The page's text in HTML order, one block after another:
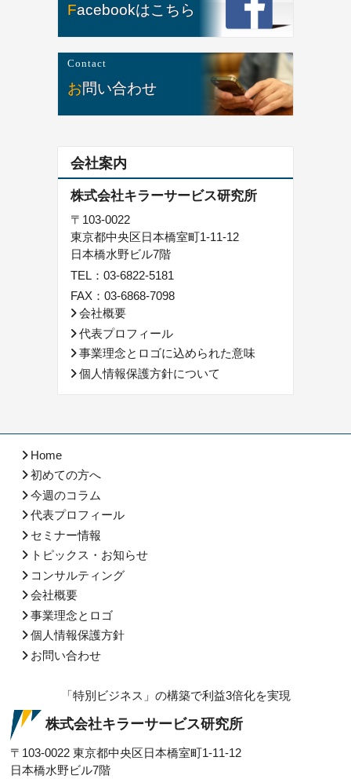
Facebookはこちら
Contact
お問い合わせ
会社案内
株式会社キラーサービス研究所
〒103-0022
東京都中央区日本橋室町1-11-12
日本橋水野ビル7階
TEL： 03-6822-5181
FAX：03-6868-7098
会社概要
代表プロフィール
事業理念とロゴに込められた意味
個人情報保護方針について
Home
初めての方へ
今週のコラム
代表プロフィール
セミナー情報
トピックス・お知らせ
コンサルティング
会社概要
事業理念とロゴ
個人情報保護方針
お問い合わせ
「特別ビジネス」の構築で利益3倍化を実現
株式会社キラーサービス研究所
〒103-0022 東京都中央区日本橋室町1-11-12
日本橋水野ビル7階